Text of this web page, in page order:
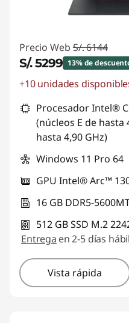
Precio Web S/. 6144
S/. 5299 13% de
Ahorros instantáneos
+10 unidades
Procesador Intel®
(núcleos E de hasta
hasta 4,90 GHz)
Windows 11 Pro 64
GPU Intel® Arc™
16 GB DDR5-
512 GB SSD M.2
Entrega en 2-5 días
Vista rápida